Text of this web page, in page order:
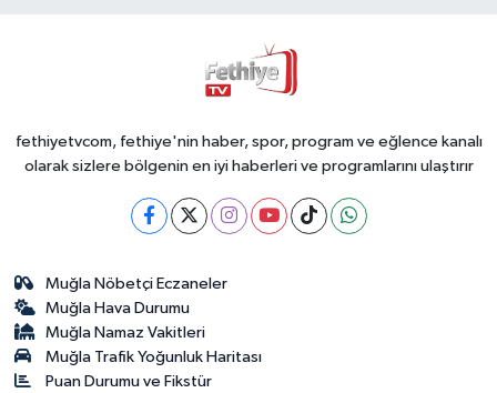
fethiyetvcom, fethiye'nin haber, spor, program ve eğlence kanalı
olarak sizlere bölgenin en iyi haberleri ve programlarını ulaştırır
Muğla Nöbetçi Eczaneler
Muğla Hava Durumu
Muğla Namaz Vakitleri
Muğla Trafik Yoğunluk Haritası
Puan Durumu ve Fikstür